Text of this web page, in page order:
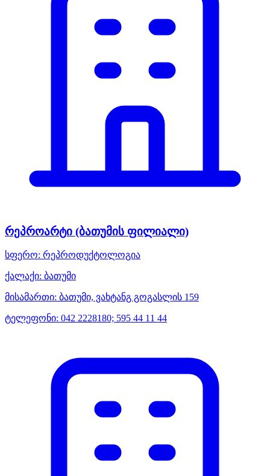
რეპროარტი (ბათუმის ფილიალი)
სფერო: რეპროდუქტოლოგია
ქალაქი: ბათუმი
მისამართი: ბათუმი, ვახტანგ გოგასლის 159
ტელეფონი: 042 2228180; 595 44 11 44